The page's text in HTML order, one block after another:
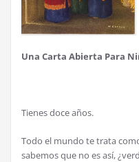
Una Carta Abierta Para
Tienes doce años.
Todo el mundo te trata
sabemos que no es así,